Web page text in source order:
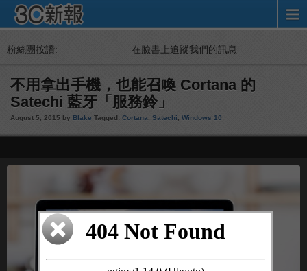
粉絲團按讚: 在臉書上追蹤我們的訊息
不用拿出手機，也能召喚 Cortana 的
Satechi 藍牙「服務鈴」
August 5, 2015 by Blake Tagged: Cortana Satechi Windows 10